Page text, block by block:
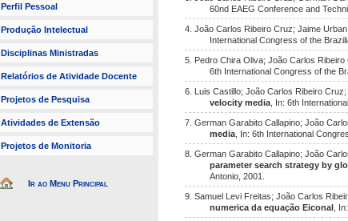
Perfil Pessoal
Produção Intelectual
Disciplinas Ministradas
Relatórios de Atividade Docente
Projetos de Pesquisa
Atividades de Extensão
Projetos de Monitoria
Ir ao Menu Principal
60nd EAEG Conference and
4. João Carlos Ribeiro Cruz; Jaime
International Congress of the
5. Pedro Chira Oliva; João Carlos Ribeiro
6th International Congress of the
6. Luis Castillo; João Carlos Ribeiro
velocity media , In: 6th
7. German Garabito Callapino; João
media , In: 6th International
8. German Garabito Callapino; João
parameter search strategy by
Antonio, 2001.
9. Samuel Levi Freitas; João Carlos
numerica da equação Eiconal ,